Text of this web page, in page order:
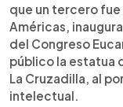
que un tercero fue
Américas,
del Congreso
público la estatua
La Cruzadilla, al
intelectual.